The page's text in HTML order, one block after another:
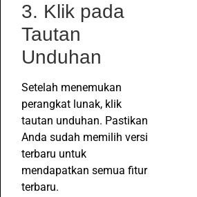
3. Klik pada
Tautan
Unduhan
Setelah menemukan
perangkat lunak, klik
tautan unduhan. Pastikan
Anda sudah memilih versi
terbaru untuk
mendapatkan semua fitur
terbaru.